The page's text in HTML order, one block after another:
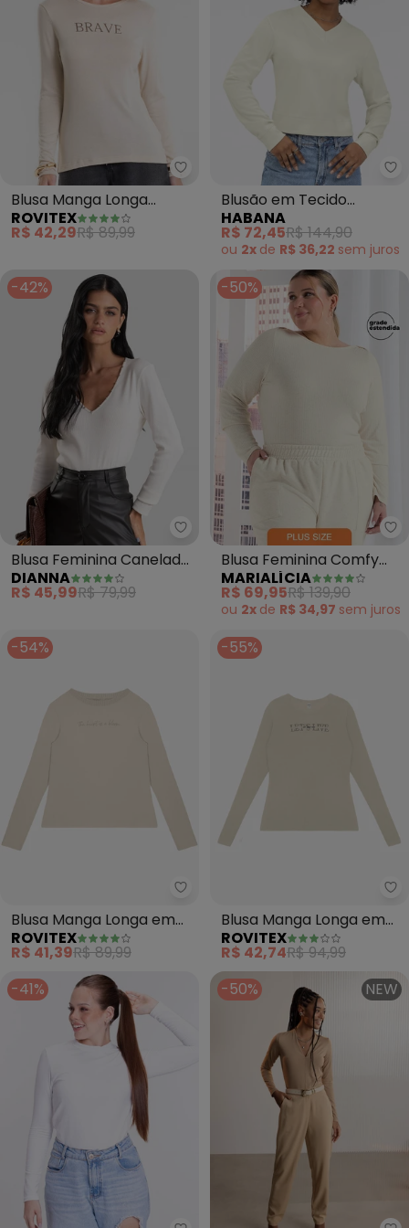
Rovitex - Blusa Manga Longa
Blusa Manga Longa
Estampada (Bege)
ROVITEX
R$ 42,29R$ 89,99
Blusão em Tecido
Texturizado (Off White)
HABANA
R$ 72,45R$ 144,90
ou 2x de R$ 36,22 sem juros
-42%
Dianna - Blusa Feminina
Blusa Feminina Canelada
com Rebites (Bege)
DIANNA
R$ 45,99R$ 79,99
-50%
Blusa Feminina Comfy
Manga Longa Canelada
(Bege)
MARIALÍCIA
R$ 69,95R$ 139,90
ou 2x de R$ 34,97 sem juros
-54%
Rovitex - Blusa Manga Longa
Blusa Manga Longa em
Viscotorcion (Bege)
ROVITEX
R$ 41,39R$ 89,99
-55%
Blusa Manga Longa em
Visco Tricot (Bege)
ROVITEX
R$ 42,74R$ 94,99
-41%
-50% NEW